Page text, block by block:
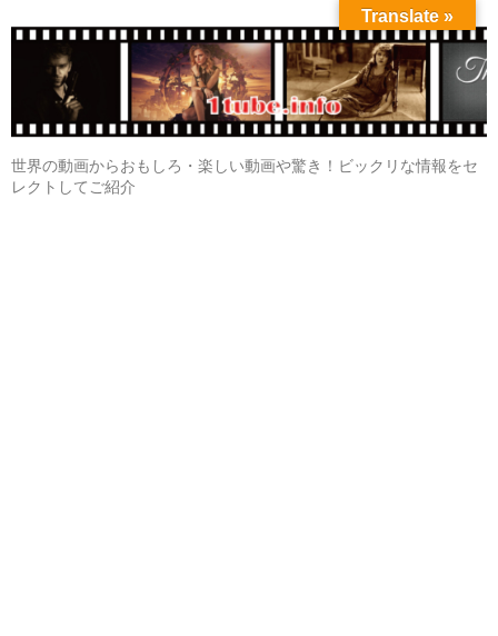
世界の動画からおもしろ・楽しい動画や驚き！ビックリな情報をセ
レクトしてご紹介
Translate »